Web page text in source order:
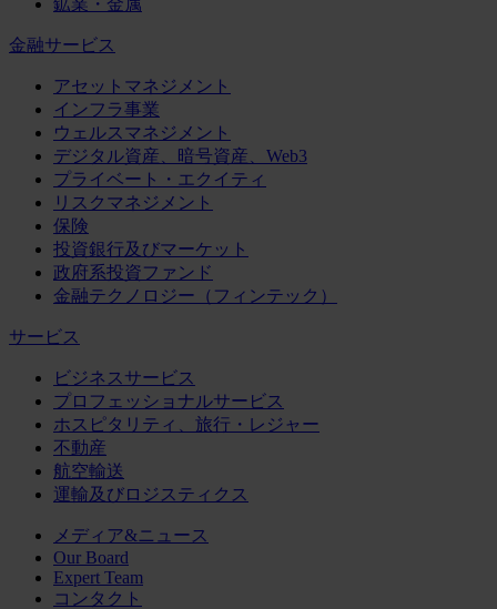
鉱業・金属
金融サービス
アセットマネジメント
インフラ事業
ウェルスマネジメント
デジタル資産、暗号資産、Web3
プライベート・エクイティ
リスクマネジメント
保険
投資銀行及びマーケット
政府系投資ファンド
金融テクノロジー（フィンテック）
サービス
ビジネスサービス
プロフェッショナルサービス
ホスピタリティ、旅行・レジャー
不動産
航空輸送
運輸及びロジスティクス
メディア&ニュース
Our Board
Expert Team
コンタクト